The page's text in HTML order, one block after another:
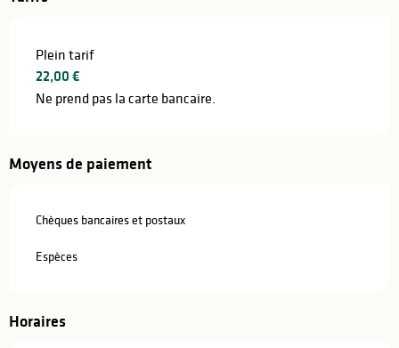
Plein tarif
22,00 €
Ne prend pas la carte bancaire.
Moyens de paiement
Chèques bancaires et postaux
Espèces
Horaires